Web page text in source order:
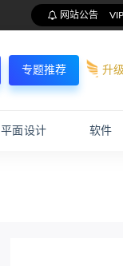
网站公告
专题推荐 升
平面设计 软件